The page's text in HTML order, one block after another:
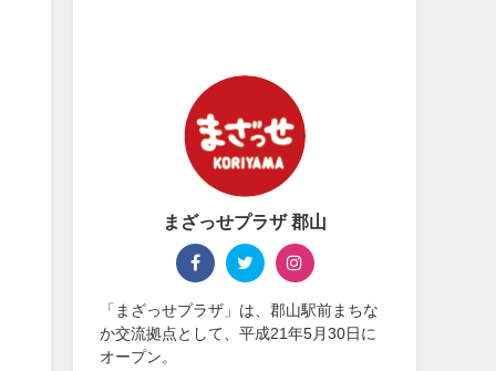
まざっせプラザ 郡山
「まざっせプラザ」は、郡山駅前まちな
か交流拠点として、平成21年5月30日に
オープン。